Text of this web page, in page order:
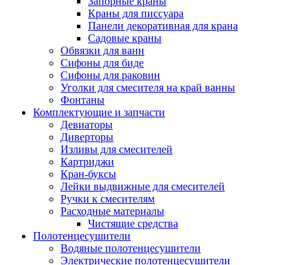
Краны для писсуара
Панели декоративная для крана
Садовые краны
Обвязки для ванн
Сифоны для биде
Сифоны для раковин
Уголки для смесителя на край ванны
Фонтаны
Комплектующие и запчасти
Девиаторы
Диверторы
Изливы для смесителей
Картриджи
Кран-буксы
Лейки выдвижные для смесителей
Ручки к смесителям
Расходные материалы
Чистящие средства
Полотенцесушители
Водяные полотенцесушители
Электрические полотенцесушители